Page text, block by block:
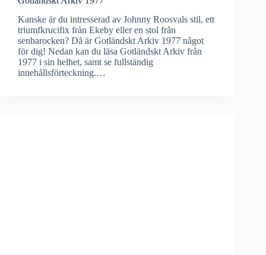
Kanske är du intresserad av Johnny Roosvals stil, ett
triumfkrucifix från Ekeby eller en stol från
senbarocken? Då är Gotländskt Arkiv 1977 något
för dig! Nedan kan du läsa Gotländskt Arkiv från
1977 i sin helhet, samt se fullständig
innehållsförteckning.…